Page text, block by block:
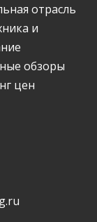
отрасль
и
обзоры
цен